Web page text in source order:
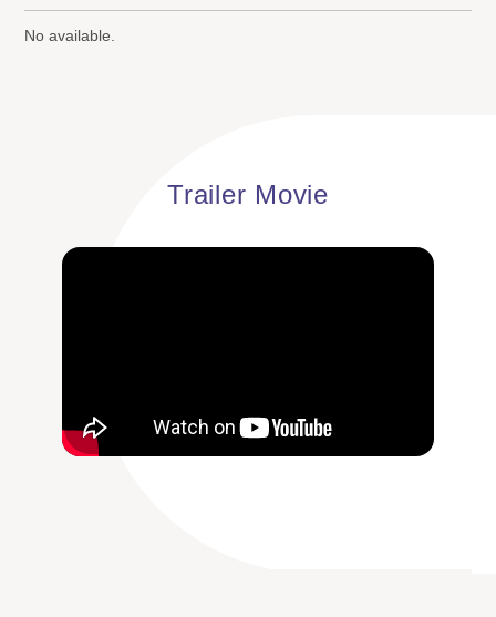
No available.
Trailer Movie